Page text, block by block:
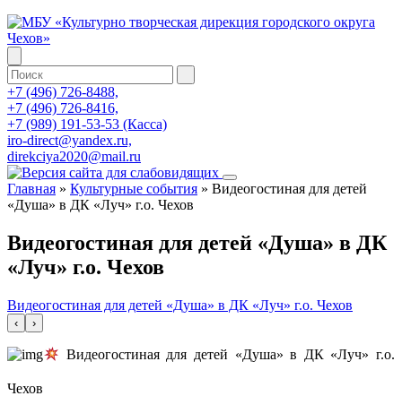
+7 (496) 726-8488,
+7 (496) 726-8416,
+7 (989) 191-53-53 (Касса)
iro-direct@yandex.ru,
direkciya2020@mail.ru
Главная » Культурные события » Видеогостиная для детей
«Душа» в ДК «Луч» г.о. Чехов
Видеогостиная для детей «Душа» в ДК
«Луч» г.о. Чехов
Видеогостиная для детей «Душа» в ДК «Луч» г.о. Чехов
‹ ›
Видеогостиная для детей «Душа» в ДК «Луч» г.о.
Чехов